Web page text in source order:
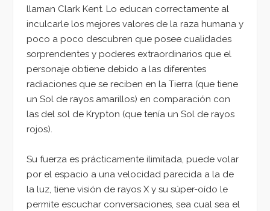
llaman Clark Kent. Lo educan correctamente al
inculcarle los mejores valores de la raza humana y
poco a poco descubren que posee cualidades
sorprendentes y poderes extraordinarios que el
personaje obtiene debido a las diferentes
radiaciones que se reciben en la Tierra (que tiene
un Sol de rayos amarillos) en comparación con
las del sol de Krypton (que tenía un Sol de rayos
rojos).
Su fuerza es prácticamente ilimitada, puede volar
por el espacio a una velocidad parecida a la de
la luz, tiene visión de rayos X y su súper-oído le
permite escuchar conversaciones, sea cual sea el